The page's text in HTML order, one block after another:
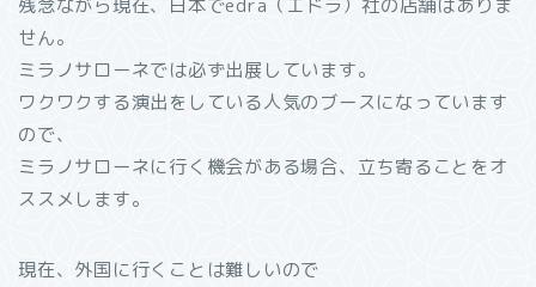
残念ながら現在、日本でedra（エドラ）社の店舗はありま
せん。
ミラノサローネでは必ず出展しています。
ワクワクする演出をしている人気のブースになっています
ので、
ミラノサローネに行く機会がある場合、立ち寄ることをオ
ススメします。
現在、外国に行くことは難しいので